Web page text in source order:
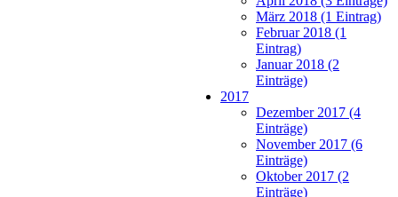
März 2018 (1 Eintrag)
Februar 2018 (1
Eintrag)
Januar 2018 (2
Einträge)
2017
Dezember 2017 (4
Einträge)
November 2017 (6
Einträge)
Oktober 2017 (2
Einträge)